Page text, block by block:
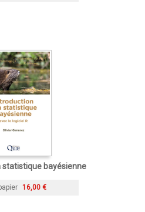
statistique bayésienne
16,00 €